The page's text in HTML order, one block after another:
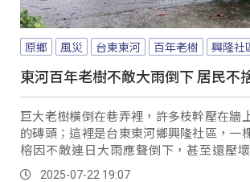
原鄉 風災 台東東河 百年老樹 興隆社
東河百年老樹不敵大雨倒下 居民不
巨大老樹橫倒在巷弄裡，許多枝幹壓在牆
的磚頭；這裡是台東東河鄉興隆社區，一
榕因不敵連日大雨應聲倒下，甚至還壓壞
牆，現場一片凌亂。
2025-07-22 19:07